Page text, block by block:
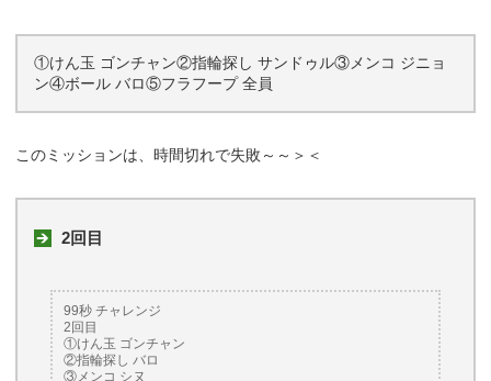
①けん玉 ゴンチャン②指輪探し サンドゥル③メンコ ジニョ
ン④ボール バロ⑤フラフープ 全員
このミッションは、時間切れで失敗～～＞＜
2回目
99秒 チャレンジ
2回目
①けん玉 ゴンチャン
②指輪探し バロ
③メンコ シヌ